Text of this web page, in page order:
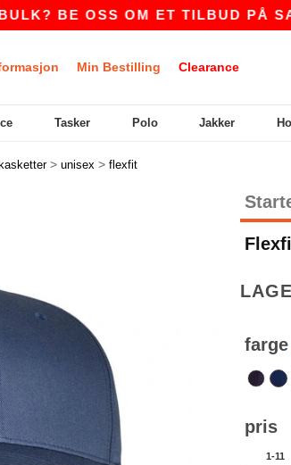
BE OSS OM ET TILBUD PÅ
Min Bestilling Clearance
Tasker Polo Jakker
kasketter > unisex > flexfit
farge
pris
1-11